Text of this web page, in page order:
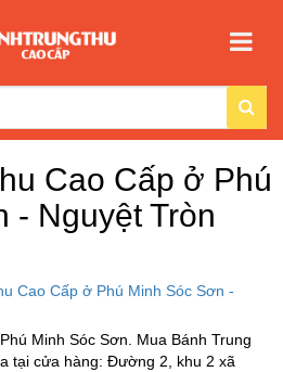
Cao Cấp ở Phú
- Nguyệt Tròn
Cao Cấp ở Phú Minh Sóc Sơn -
Minh Sóc Sơn. Mua Bánh Trung
tại cửa hàng: Đường 2, khu 2 xã